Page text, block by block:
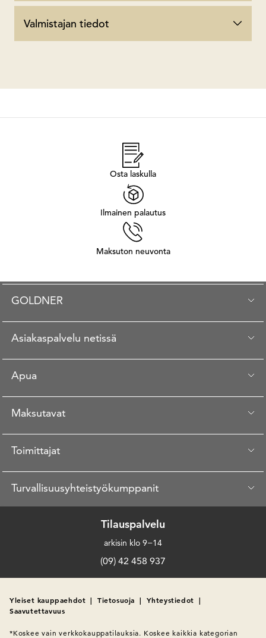
Valmistajan tiedot
Osta laskulla
Ilmainen palautus
Maksuton neuvonta
GOLDNER
Asiakaspalvelu netissä
Apua
Maksutavat
Toimittajat
Turvallisuusyhteistyökumppanit
Tilauspalvelu
arkisin klo 9−14
(09) 42 458 937
Yleiset kauppaehdot | Tietosuoja | Yhteystiedot |
Saavutettavuus
*Koskee vain verkkokauppatilauksia. Koskee kaikkia kategorian